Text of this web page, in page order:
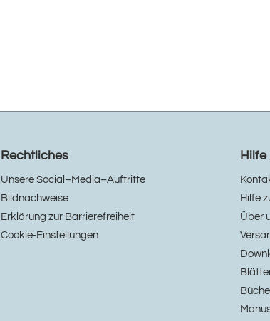
Rechtliches
Unsere Social–Media–Auftritte
Bildnachweise
Erklärung zur Barrierefreiheit
Cookie-Einstellungen
Hilfe
Hilfe
Über